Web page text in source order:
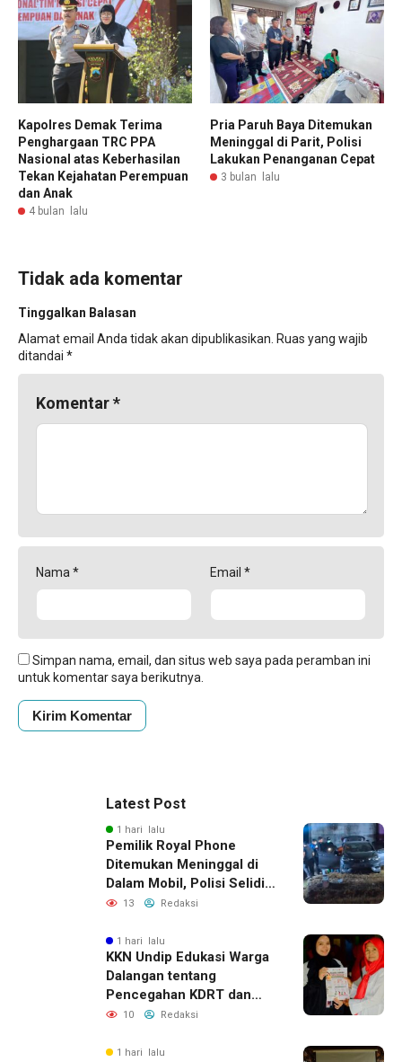
Kapolres Demak Terima
Penghargaan TRC PPA
Nasional atas Keberhasilan
Tekan Kejahatan Perempuan
dan Anak
4 bulan lalu
Pria Paruh Baya Ditemukan
Meninggal di Parit, Polisi
Lakukan Penanganan Cepat
3 bulan lalu
Tidak ada komentar
Tinggalkan Balasan
Alamat email Anda tidak akan dipublikasikan. Ruas yang wajib
ditandai *
Komentar*
Nama * Email *
Simpan nama, email, dan situs web saya pada peramban ini
untuk komentar saya berikutnya.
Latest Post
1 hari lalu
Pemilik Royal Phone
Ditemukan Meninggal di
Dalam Mobil, Polisi Selidiki
Dugaan Keterkaitan
13 Redaksi
1 hari lalu
KKN Undip Edukasi Warga
Dalangan tentang
Pencegahan KDRT dan
Komunikasi Keluarga
10 Redaksi
1 hari lalu